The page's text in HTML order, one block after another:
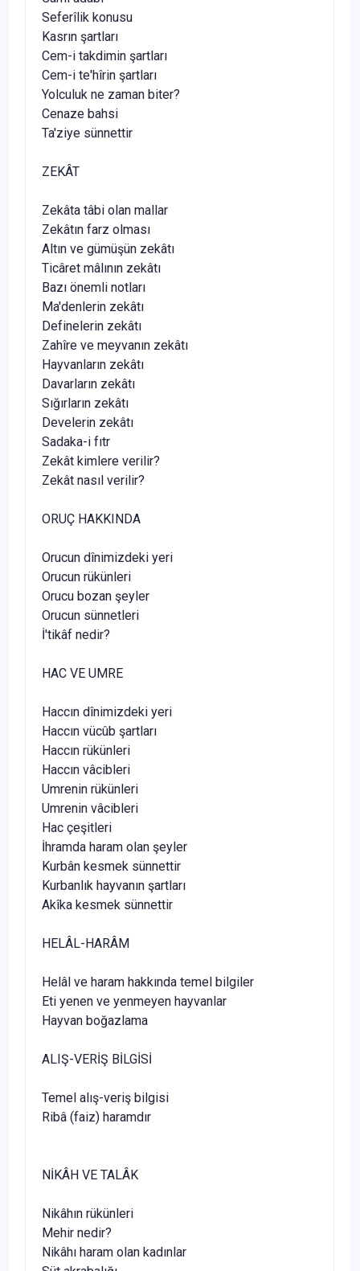
Seferîlik konusu
Kasrın şartları
Cem-i takdimin şartları
Cem-i te'hîrin şartları
Yolculuk ne zaman biter?
Cenaze bahsi
Ta'ziye sünnettir
ZEKÂT
Zekâta tâbi olan mallar
Zekâtın farz olması
Altın ve gümüşün zekâtı
Ticâret mâlının zekâtı
Bazı önemli notları
Ma'denlerin zekâtı
Definelerin zekâtı
Zahîre ve meyvanın zekâtı
Hayvanların zekâtı
Davarların zekâtı
Sığırların zekâtı
Develerin zekâtı
Sadaka-i fıtr
Zekât kimlere verilir?
Zekât nasıl verilir?
ORUÇ HAKKINDA
Orucun dînimizdeki yeri
Orucun rükünleri
Orucu bozan şeyler
Orucun sünnetleri
İ'tikâf nedir?
HAC VE UMRE
Haccın dînimizdeki yeri
Haccın vücûb şartları
Haccın rükünleri
Haccın vâcibleri
Umrenin rükünleri
Umrenin vâcibleri
Hac çeşitleri
İhramda haram olan şeyler
Kurbân kesmek sünnettir
Kurbanlık hayvanın şartları
Akîka kesmek sünnettir
HELÂL-HARÂM
Helâl ve haram hakkında temel bilgiler
Eti yenen ve yenmeyen hayvanlar
Hayvan boğazlama
ALIŞ-VERİŞ BİLGİSİ
Temel alış-veriş bilgisi
Ribâ (faiz) haramdır
NİKÂH VE TALÂK
Nikâhın rükünleri
Mehir nedir?
Nikâhı haram olan kadınlar